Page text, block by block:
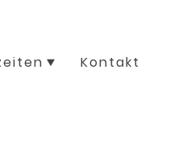
Kontakt